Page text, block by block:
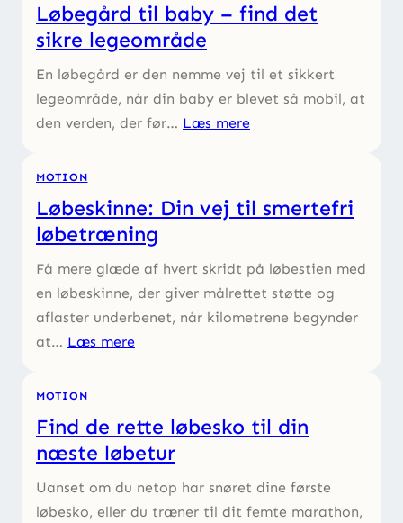
Løbegård til baby – find det
sikre legeområde
En løbegård er den nemme vej til et sikkert
legeområde, når din baby er blevet så mobil, at
den verden, der før… Læs mere
MOTION
Løbeskinne: Din vej til smertefri
løbetræning
Få mere glæde af hvert skridt på løbestien med
en løbeskinne, der giver målrettet støtte og
aflaster underbenet, når kilometrene begynder
at… Læs mere
MOTION
Find de rette løbesko til din
næste løbetur
Uanset om du netop har snøret dine første
løbesko, eller du træner til dit femte marathon,